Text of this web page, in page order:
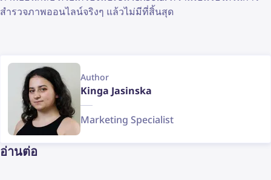
สำรวจภาพออนไลน์จริงๆ แล้วไม่มีที่สิ้นสุด
Author
Kinga Jasinska
Marketing Specialist
อ่านต่อ